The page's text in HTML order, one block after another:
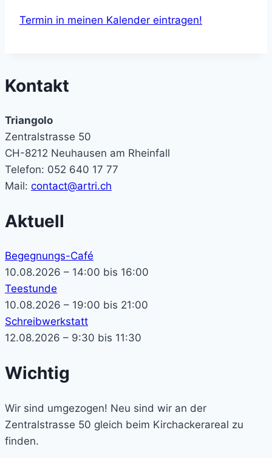
Termin in meinen Kalender eintragen!
Kontakt
Triangolo
Zentralstrasse 50
CH-8212 Neuhausen am Rheinfall
Telefon: 052 640 17 77
Mail: contact@artri.ch
Aktuell
Begegnungs-Café
10.08.2026 – 14:00 bis 16:00
Teestunde
10.08.2026 – 19:00 bis 21:00
Schreibwerkstatt
12.08.2026 – 9:30 bis 11:30
Wichtig
Wir sind umgezogen! Neu sind wir an der
Zentralstrasse 50 gleich beim Kirchackerareal zu
finden.